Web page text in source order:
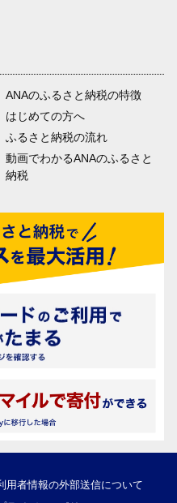
ANAのふるさと納税の特徴
はじめての方へ
ふるさと納税の流れ
動画でわかるANAのふるさと
納税
用者情報の外部送信について